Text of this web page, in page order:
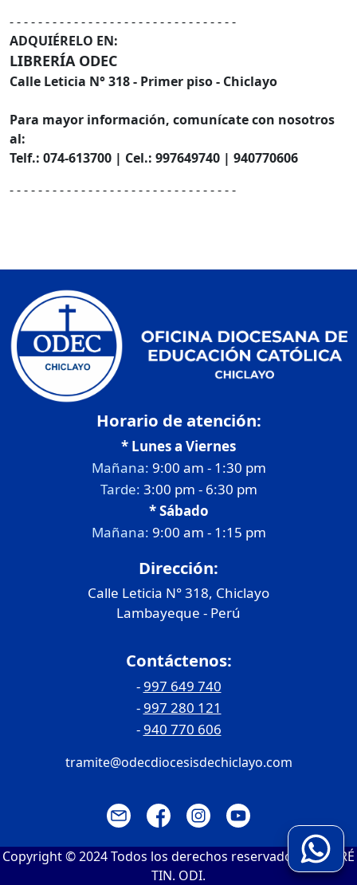
- - - - - - - - - - - - - - - - - - - - - - - - - - - - - - - -
ADQUIÉRELO EN:
LIBRERÍA ODEC
Calle Leticia N° 318 - Primer piso - Chiclayo
Para mayor información, comunícate con nosotros
al:
Telf.: 074-613700 | Cel.: 997649740 | 940770606
- - - - - - - - - - - - - - - - - - - - - - - - - - - - - - - -
Horario de atención:
* Lunes a Viernes
Mañana: 9:00 am - 1:30 pm
Tarde: 3:00 pm - 6:30 pm
* Sábado
Mañana: 9:00 am - 1:15 pm
Dirección:
Calle Leticia N° 318, Chiclayo
Lambayeque - Perú
Contáctenos:
-997 649 740
-997 280 121
-940 770 606
tramite@odecdiocesisdechiclayo.com
Copyright © 2024 Todos los derechos reservados | ANDRÉ
TIN. ODI.